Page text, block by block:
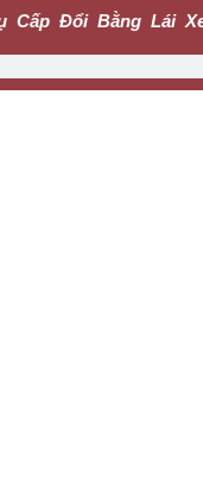
Cấp Đổi Bằng Lái